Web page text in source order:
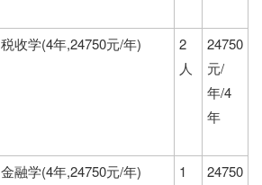
税收学(4年,24750元/年)
2
人
24750
元/
年/4
年
金融学(4年,24750元/年)
1
24750